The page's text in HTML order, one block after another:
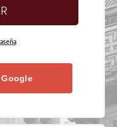
Google